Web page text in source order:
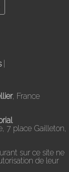
|
, France
7 place Gailleton,
sur ce site ne
de leur